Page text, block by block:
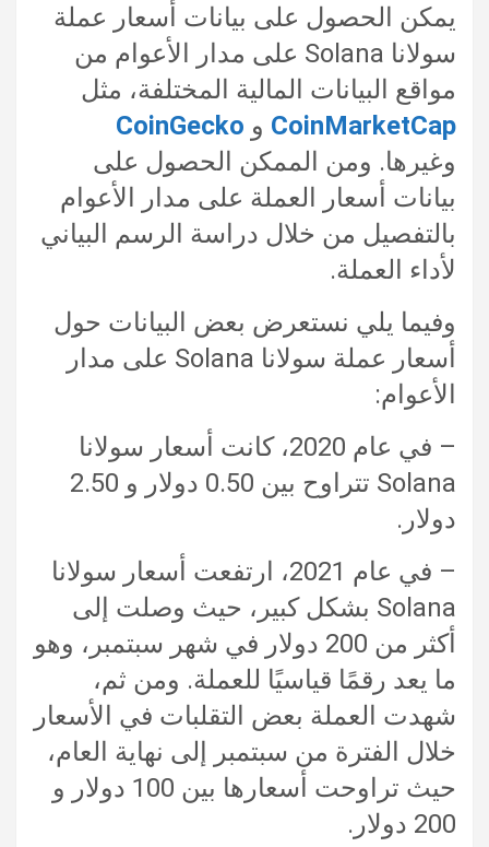
يمكن الحصول على بيانات أسعار عملة
سولانا Solana على مدار الأعوام من
مواقع البيانات المالية المختلفة، مثل
CoinMarketCap و CoinGecko
وغيرها. ومن الممكن الحصول على
بيانات أسعار العملة على مدار الأعوام
بالتفصيل من خلال دراسة الرسم البياني
لأداء العملة.
وفيما يلي نستعرض بعض البيانات حول
أسعار عملة سولانا Solana على مدار
الأعوام:
– في عام 2020، كانت أسعار سولانا
Solana تتراوح بين 0.50 دولار و 2.50
دولار.
– في عام 2021، ارتفعت أسعار سولانا
Solana بشكل كبير، حيث وصلت إلى
أكثر من 200 دولار في شهر سبتمبر، وهو
ما يعد رقمًا قياسيًا للعملة. ومن ثم،
شهدت العملة بعض التقلبات في الأسعار
خلال الفترة من سبتمبر إلى نهاية العام،
حيث تراوحت أسعارها بين 100 دولار و
200 دولار.